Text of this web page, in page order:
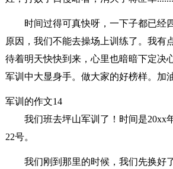
时间过得可真快呀，一下子都已经
原因，我们不能去操场上训练了。我有
待着明天快快到来，心里也暗暗下定决
军训中大显身手。做大家的好榜样。加
军训的作文14
我们班去坪山军训了！时间是20xx
22号。
我们刚到那里的时候，我们先换好